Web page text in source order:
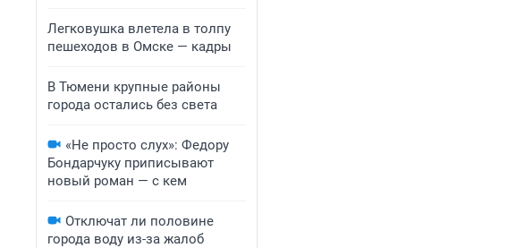
Легковушка влетела в толпу
пешеходов в Омске — кадры
В Тюмени крупные районы
города остались без света
«Не просто слух»: Федору
Бондарчуку приписывают
новый роман — с кем
Отключат ли половине
города воду из-за жалоб